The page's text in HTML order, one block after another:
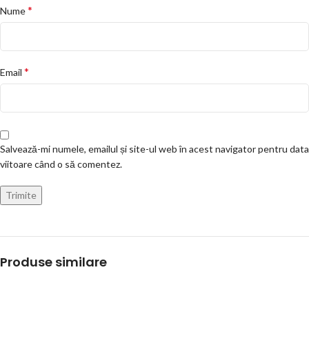
Nume*
Email *
Salvează-mi numele, emailul și site-ul web în acest navigator pentru data
viitoare când o să comentez.
Produse similare